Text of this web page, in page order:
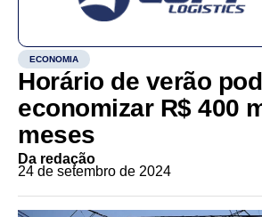
ECONOMIA
Horário de verão
economizar R$ 400
meses
Da redação
24 de setembro de 2024